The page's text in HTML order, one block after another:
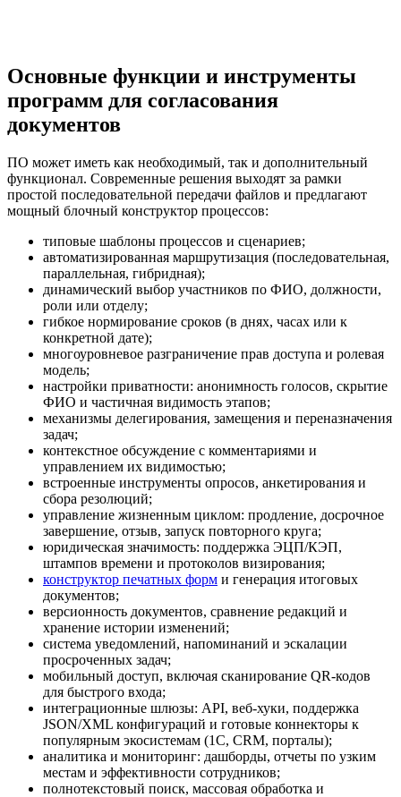
Основные функции и инструменты
программ для согласования
документов
ПО может иметь как необходимый, так и дополнительный
функционал. Современные решения выходят за рамки
простой последовательной передачи файлов и предлагают
мощный блочный конструктор процессов:
типовые шаблоны процессов и сценариев;
автоматизированная маршрутизация (последовательная,
параллельная, гибридная);
динамический выбор участников по ФИО, должности,
роли или отделу;
гибкое нормирование сроков (в днях, часах или к
конкретной дате);
многоуровневое разграничение прав доступа и ролевая
модель;
настройки приватности: анонимность голосов, скрытие
ФИО и частичная видимость этапов;
механизмы делегирования, замещения и переназначения
задач;
контекстное обсуждение с комментариями и
управлением их видимостью;
встроенные инструменты опросов, анкетирования и
сбора резолюций;
управление жизненным циклом: продление, досрочное
завершение, отзыв, запуск повторного круга;
юридическая значимость: поддержка ЭЦП/КЭП,
штампов времени и протоколов визирования;
конструктор печатных форм и генерация итоговых
документов;
версионность документов, сравнение редакций и
хранение истории изменений;
система уведомлений, напоминаний и эскалации
просроченных задач;
мобильный доступ, включая сканирование QR-кодов
для быстрого входа;
интеграционные шлюзы: API, веб-хуки, поддержка
JSON/XML конфигураций и готовые коннекторы к
популярным экосистемам (1С, CRM, порталы);
аналитика и мониторинг: дашборды, отчеты по узким
местам и эффективности сотрудников;
полнотекстовый поиск, массовая обработка и